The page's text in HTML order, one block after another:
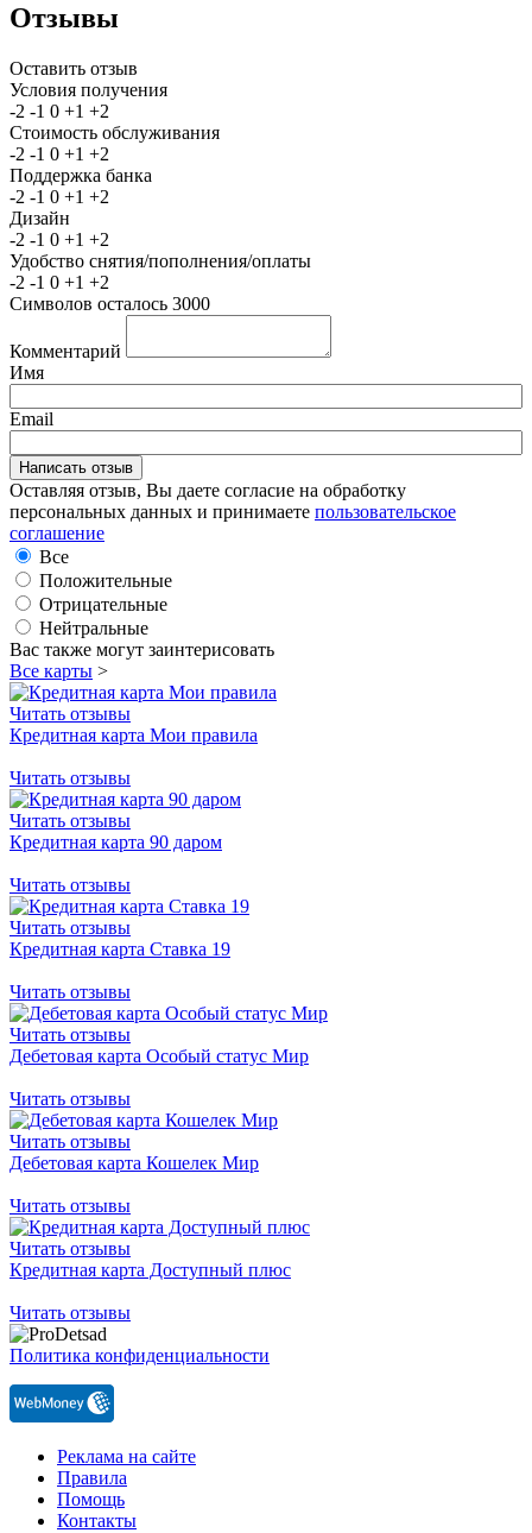
Отзывы
Оставить отзыв
Условия получения
-2 -1 0 +1 +2
Стоимость обслуживания
-2 -1 0 +1 +2
Поддержка банка
-2 -1 0 +1 +2
Дизайн
-2 -1 0 +1 +2
Удобство снятия/пополнения/оплаты
-2 -1 0 +1 +2
Символов осталось 3000
Комментарий
Имя
Email
Оставляя отзыв, Вы даете согласие на обработку
персональных данных и принимаете пользовательское
соглашение
Все
Положительные
Отрицательные
Нейтральные
Вас также могут заинтерисовать
Все карты >
Читать отзывы
Кредитная карта Мои правила
Читать отзывы
Читать отзывы
Кредитная карта 90 даром
Читать отзывы
Читать отзывы
Кредитная карта Ставка 19
Читать отзывы
Читать отзывы
Дебетовая карта Особый статус Мир
Читать отзывы
Читать отзывы
Дебетовая карта Кошелек Мир
Читать отзывы
Читать отзывы
Кредитная карта Доступный плюс
Читать отзывы
Политика конфиденциальности
Реклама на сайте
Правила
Помощь
Контакты